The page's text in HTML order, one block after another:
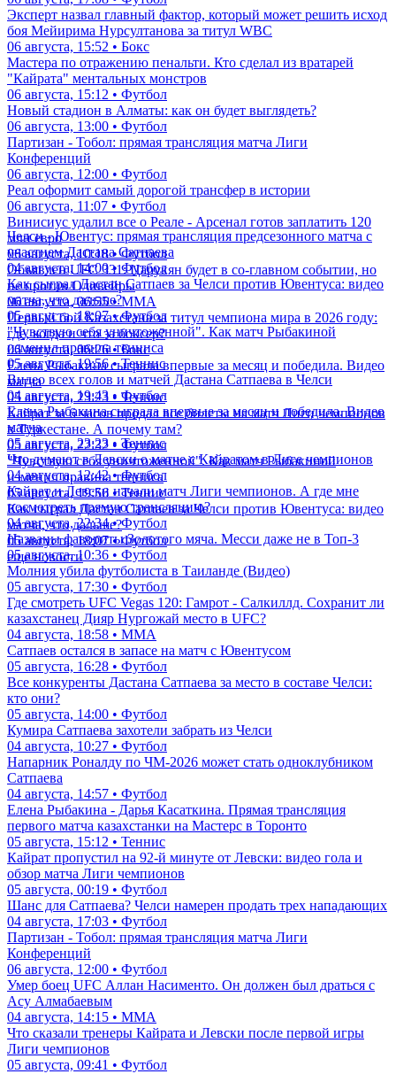
Эксперт назвал главный фактор, который может решить исход
боя Мейирима Нурсултанова за титул WBC
06 августа, 15:52 • Бокс
Мастера по отражению пенальти. Кто сделал из вратарей
"Кайрата" ментальных монстров
06 августа, 15:12 • Футбол
Новый стадион в Алматы: как он будет выглядеть?
06 августа, 13:00 • Футбол
Партизан - Тобол: прямая трансляция матча Лиги
Конференций
06 августа, 12:00 • Футбол
Реал оформит самый дорогой трансфер в истории
06 августа, 11:07 • Футбол
Винисиус удалил все о Реале - Арсенал готов заплатить 120
млн евро
06 августа, 10:18 • Футбол
Объявлен UFC 331: Царукян будет в со-главном событии, но
не против Оливейры
06 августа, 06:55 • ММА
Первый бой Казахстана за титул чемпиона мира в 2026 году:
где, когда и что за боксер?
06 августа, 06:26 • Бокс
Елена Рыбакина сыграла впервые за месяц и победила. Видео
матча
05 августа, 23:23 • Теннис
Кайрат за 6 часов продал все билеты на матч Лиги чемпионов
в Туркестане. А почему там?
05 августа, 22:32 • Футбол
"Чувствую себя уничтоженной". Как матч Рыбакиной
изменил правила тенниса
05 августа, 19:56 • Теннис
Как сыграл Дастан Сатпаев за Челси против Ювентуса: видео
матча, что дальше?
05 августа, 18:07 • Футбол
еще новости
Челси - Ювентус: прямая трансляция предсезонного матча с
участием Дастана Сатпаева
04 августа, 14:00 • Футбол
Как сыграл Дастан Сатпаев за Челси против Ювентуса: видео
матча, что дальше?
05 августа, 18:07 • Футбол
"Чувствую себя уничтоженной". Как матч Рыбакиной
изменил правила тенниса
05 августа, 19:56 • Теннис
Видео всех голов и матчей Дастана Сатпаева в Челси
04 августа, 19:43 • Футбол
Елена Рыбакина сыграла впервые за месяц и победила. Видео
матча
05 августа, 23:23 • Теннис
Что думают в Левски о матче с Кайратом в Лиге чемпионов
04 августа, 12:42 • Футбол
Кайрат и Левски начали матч Лиги чемпионов. А где мне
посмотреть прямую трансляцию?
04 августа, 22:34 • Футбол
Названы фавориты Золотого мяча. Месси даже не в Топ-3
05 августа, 10:36 • Футбол
Молния убила футболиста в Таиланде (Видео)
05 августа, 17:30 • Футбол
Где смотреть UFC Vegas 120: Гамрот - Салкиллд. Сохранит ли
казахстанец Дияр Нургожай место в UFC?
04 августа, 18:58 • ММА
Сатпаев остался в запасе на матч с Ювентусом
05 августа, 16:28 • Футбол
Все конкуренты Дастана Сатпаева за место в составе Челси:
кто они?
05 августа, 14:00 • Футбол
Кумира Сатпаева захотели забрать из Челси
04 августа, 10:27 • Футбол
Напарник Роналду по ЧМ-2026 может стать одноклубником
Сатпаева
04 августа, 14:57 • Футбол
Елена Рыбакина - Дарья Касаткина. Прямая трансляция
первого матча казахстанки на Мастерс в Торонто
05 августа, 15:12 • Теннис
Кайрат пропустил на 92-й минуте от Левски: видео гола и
обзор матча Лиги чемпионов
05 августа, 00:19 • Футбол
Шанс для Сатпаева? Челси намерен продать трех нападающих
04 августа, 17:03 • Футбол
Партизан - Тобол: прямая трансляция матча Лиги
Конференций
06 августа, 12:00 • Футбол
Умер боец UFC Аллан Насименто. Он должен был драться с
Асу Алмабаевым
04 августа, 14:15 • ММА
Что сказали тренеры Кайрата и Левски после первой игры
Лиги чемпионов
05 августа, 09:41 • Футбол